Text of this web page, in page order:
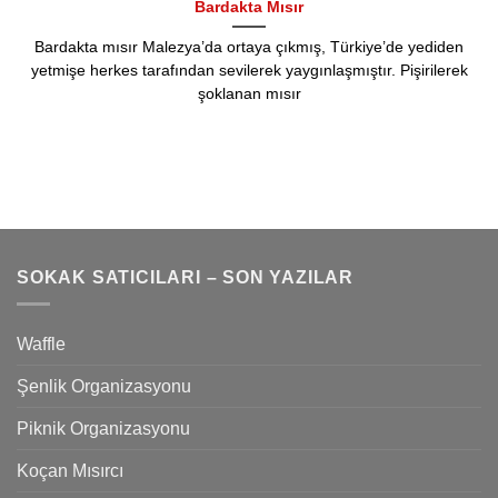
Bardakta Mısır
Bardakta mısır Malezya’da ortaya çıkmış, Türkiye’de yediden
yetmişe herkes tarafından sevilerek yaygınlaşmıştır. Pişirilerek
şoklanan mısır
SOKAK SATICILARI – SON YAZILAR
Waffle
Şenlik Organizasyonu
Piknik Organizasyonu
Koçan Mısırcı